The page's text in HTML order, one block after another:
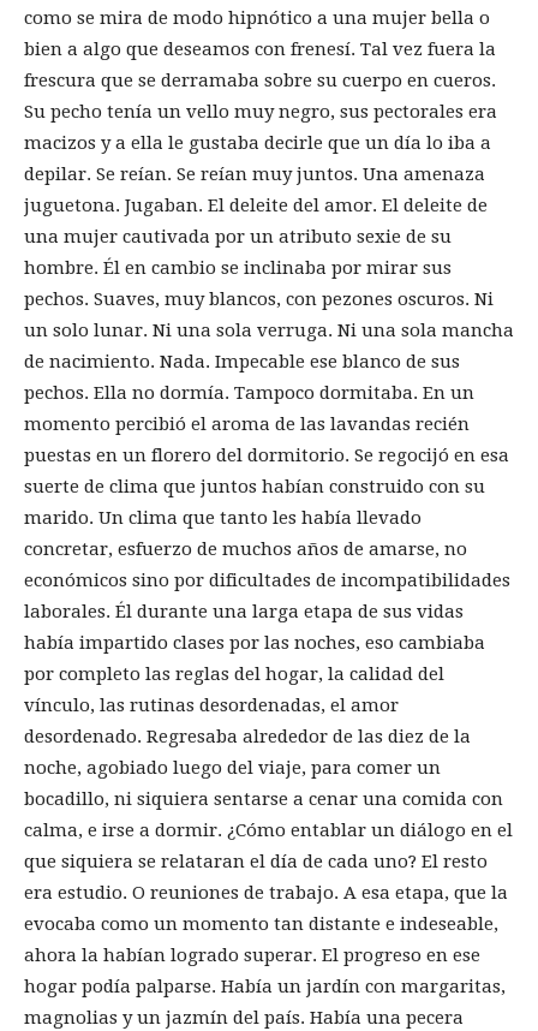
como se mira de modo hipnótico a una mujer bella o
bien a algo que deseamos con frenesí. Tal vez fuera la
frescura que se derramaba sobre su cuerpo en cueros.
Su pecho tenía un vello muy negro, sus pectorales era
macizos y a ella le gustaba decirle que un día lo iba a
depilar. Se reían. Se reían muy juntos. Una amenaza
juguetona. Jugaban. El deleite del amor. El deleite de
una mujer cautivada por un atributo sexie de su
hombre. Él en cambio se inclinaba por mirar sus
pechos. Suaves, muy blancos, con pezones oscuros. Ni
un solo lunar. Ni una sola verruga. Ni una sola mancha
de nacimiento. Nada. Impecable ese blanco de sus
pechos. Ella no dormía. Tampoco dormitaba. En un
momento percibió el aroma de las lavandas recién
puestas en un florero del dormitorio. Se regocijó en esa
suerte de clima que juntos habían construido con su
marido. Un clima que tanto les había llevado
concretar, esfuerzo de muchos años de amarse, no
económicos sino por dificultades de incompatibilidades
laborales. Él durante una larga etapa de sus vidas
había impartido clases por las noches, eso cambiaba
por completo las reglas del hogar, la calidad del
vínculo, las rutinas desordenadas, el amor
desordenado. Regresaba alrededor de las diez de la
noche, agobiado luego del viaje, para comer un
bocadillo, ni siquiera sentarse a cenar una comida con
calma, e irse a dormir. ¿Cómo entablar un diálogo en el
que siquiera se relataran el día de cada uno? El resto
era estudio. O reuniones de trabajo. A esa etapa, que la
evocaba como un momento tan distante e indeseable,
ahora la habían logrado superar. El progreso en ese
hogar podía palparse. Había un jardín con margaritas,
magnolias y un jazmín del país. Había una pecera